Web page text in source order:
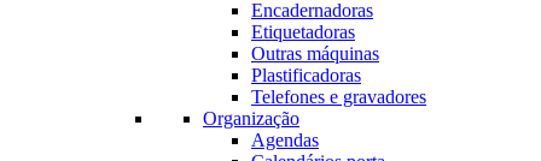
Encadernadoras
Etiquetadoras
Outras máquinas
Plastificadoras
Telefones e gravadores
Organização
Agendas